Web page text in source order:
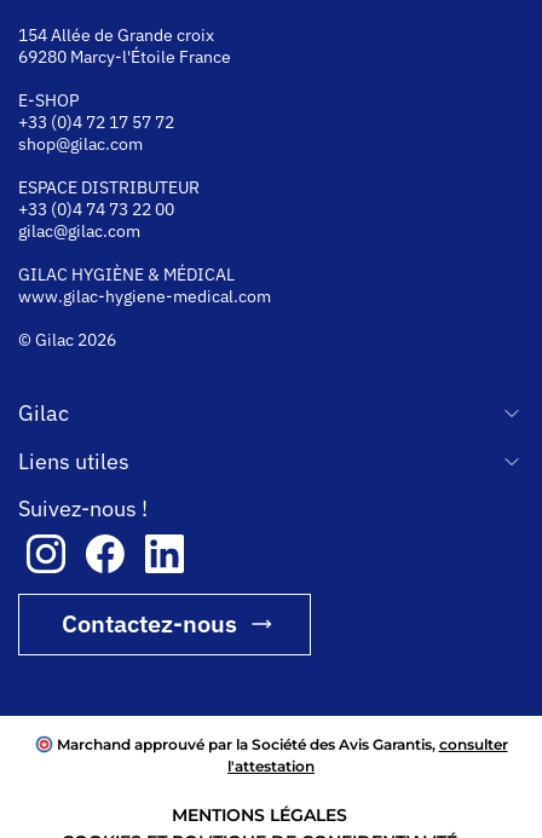
154 Allée de Grande croix
69280 Marcy-l'Étoile France
E-SHOP
+33 (0)4 72 17 57 72
shop@gilac.com
ESPACE DISTRIBUTEUR
+33 (0)4 74 73 22 00
gilac@gilac.com
GILAC HYGIÈNE & MÉDICAL
www.gilac-hygiene-medical.com
© Gilac 2026
Gilac
Liens utiles
Suivez-nous !
Contactez-nous
Marchand approuvé par la Société des Avis Garantis, consulter
l'attestation
MENTIONS LÉGALES